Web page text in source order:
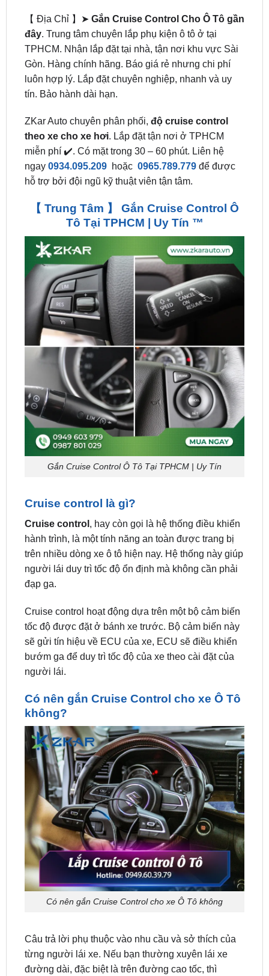
TPHCM. Nhận lắp đặt tại nhà, tận nơi khu vực Sài
Gòn. Hàng chính hãng. Báo giá rẻ nhưng chi phí
luôn hợp lý. Lắp đặt chuyên nghiệp, nhanh và uy
tín. Bảo hành dài hạn.
ZKar Auto chuyên phân phối,
miễn phí ✔️. Có mặt trong 30 – 60 phút. Liên hệ
ngay0934.095.209hoặc0965.789.779để được
hỗ trợ bởi đội ngũ kỹ thuật viên tận tâm.
【 Trung Tâm 】 Gắn Cruise Control Ô
Gắn Cruise Control Ô Tô Tại TPHCM | Uy Tín
Cruise control là gì?
hành trình, là một tính năng an toàn được trang bị
trên nhiều dòng xe ô tô hiện nay. Hệ thống này giúp
người lái duy trì tốc độ ổn định mà không cần phải
đạp ga.
Cruise control hoạt động dựa trên một bộ cảm biến
sẽ gửi tín hiệu về ECU của xe, ECU sẽ điều khiển
bướm ga để duy trì tốc độ của xe theo cài đặt của
người lái.
Có nên gắn Cruise Control cho xe Ô Tô
Có nên gắn Cruise Control cho xe Ô Tô không
Câu trả lời phụ thuộc vào nhu cầu và sở thích của
đường dài, đặc biệt là trên đường cao tốc, thì
cruise control là một tính năng rất hữu ích.Gắn
Cruise control cho xe hơisẽ giúp bạn giảm bớt